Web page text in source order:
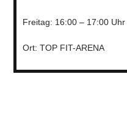
Freitag: 16:00 – 17:00 Uhr
Ort: TOP FIT-ARENA